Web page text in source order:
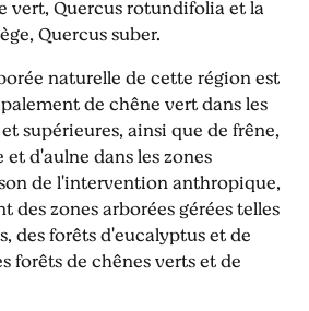
vert, Quercus rotundifolia et la
Quercus suber.
naturelle de cette région est
de chêne vert dans les
supérieures, ainsi que de frêne,
et d'aulne dans les zones
de l'intervention anthropique,
des zones arborées gérées telles
des forêts d'eucalyptus et de
forêts de chênes verts et de